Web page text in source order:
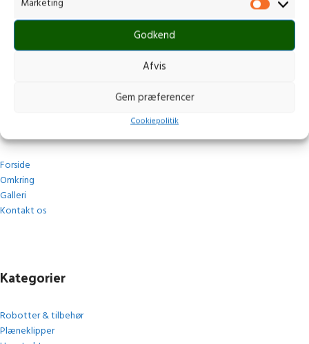
Marketing
Godkend
Afvis
Gem præferencer
Cookiepolitik
Gammelmark 1, 6630 Rødding
+45 7484 5090
CVR.: 17679082
Navigation
Forside
Omkring
Galleri
Kontakt os
Kategorier
Robotter & tilbehør
Plæneklipper